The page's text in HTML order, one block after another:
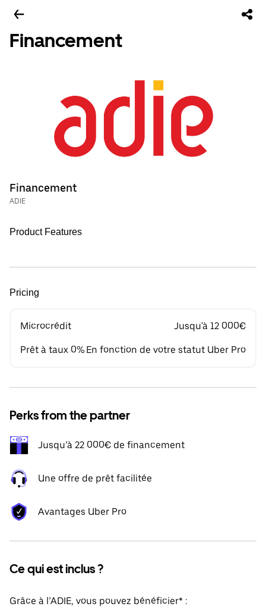
Financement
Financement
ADIE
Product Features
Pricing
Microcrédit Jusqu'à 12 000€
Prêt à taux 0% En fonction de votre statut Uber Pro
Perks from the partner
Jusqu’à 22 000€ de financement
Une offre de prêt facilitée
Avantages Uber Pro
Ce qui est inclus ?
Grâce à l’ADIE, vous pouvez bénéficier* :